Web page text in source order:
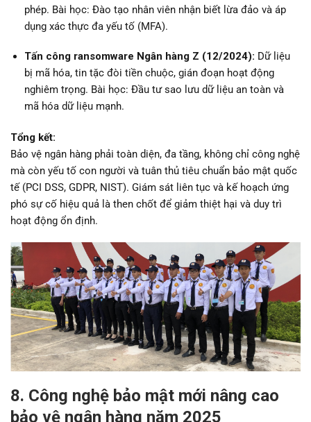
phép. Bài học: Đào tạo nhân viên nhận biết lừa đảo và áp
dụng xác thực đa yếu tố (MFA).
Tấn công ransomware Ngân hàng Z (12/2024): Dữ liệu
bị mã hóa, tin tặc đòi tiền chuộc, gián đoạn hoạt động
nghiêm trọng. Bài học: Đầu tư sao lưu dữ liệu an toàn và
mã hóa dữ liệu mạnh.
Tổng kết:
Bảo vệ ngân hàng phải toàn diện, đa tầng, không chỉ công nghệ
mà còn yếu tố con người và tuân thủ tiêu chuẩn bảo mật quốc
tế (PCI DSS, GDPR, NIST). Giám sát liên tục và kế hoạch ứng
phó sự cố hiệu quả là then chốt để giảm thiệt hại và duy trì
hoạt động ổn định.
8. Công nghệ bảo mật mới nâng cao
bảo vệ ngân hàng năm 2025